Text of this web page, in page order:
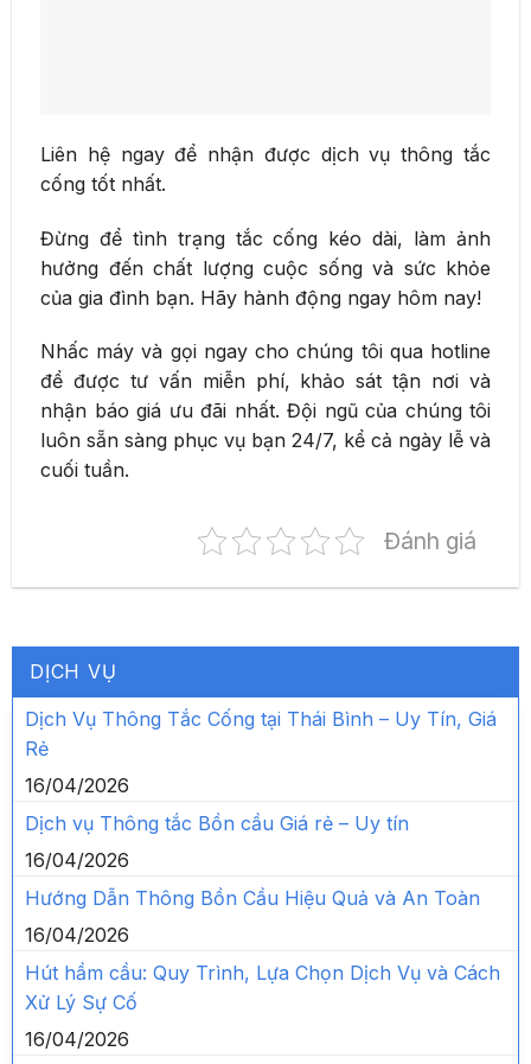
Liên hệ ngay để nhận được dịch vụ thông tắc
cống tốt nhất.
Đừng để tình trạng tắc cống kéo dài, làm ảnh
hưởng đến chất lượng cuộc sống và sức khỏe
của gia đình bạn. Hãy hành động ngay hôm nay!
Nhấc máy và gọi ngay cho chúng tôi qua hotline
để được tư vấn miễn phí, khảo sát tận nơi và
nhận báo giá ưu đãi nhất. Đội ngũ của chúng tôi
luôn sẵn sàng phục vụ bạn 24/7, kể cả ngày lễ và
cuối tuần.
Đánh giá
DỊCH VỤ
Dịch Vụ Thông Tắc Cống tại Thái Bình – Uy Tín, Giá
Rẻ
16/04/2026
Dịch vụ Thông tắc Bồn cầu Giá rẻ – Uy tín
16/04/2026
Hướng Dẫn Thông Bồn Cầu Hiệu Quả và An Toàn
16/04/2026
Hút hầm cầu: Quy Trình, Lựa Chọn Dịch Vụ và Cách
Xử Lý Sự Cố
16/04/2026